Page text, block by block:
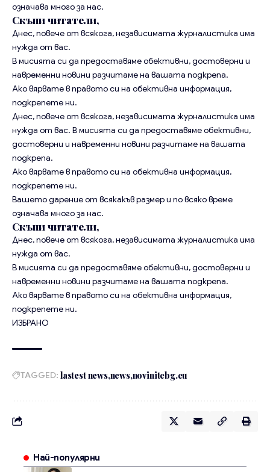
означава много за нас.
Скъпи читатели,
Днес, повече от всякога, независимата журналистика има
нужда от вас.
В мисията си да предоставяме обективни, достоверни и
навременни новини разчитаме на вашата подкрепа.
Ако вярвате в правото си на обективна информация,
подкрепете ни.
Днес, повече от всякога, независимата журналистика има
нужда от вас. В мисията си да предоставяме обективни,
достоверни и навременни новини разчитаме на вашата
подкрепа.
Ако вярвате в правото си на обективна информация,
подкрепете ни.
Вашето дарение от всякакъв размер и по всяко време
означава много за нас.
Скъпи читатели,
Днес, повече от всякога, независимата журналистика има
нужда от вас.
В мисията си да предоставяме обективни, достоверни и
навременни новини разчитаме на вашата подкрепа.
Ако вярвате в правото си на обективна информация,
подкрепете ни.
ИЗБРАНО
TAGGED: lastest news news novinitebg.eu
Най-популярни